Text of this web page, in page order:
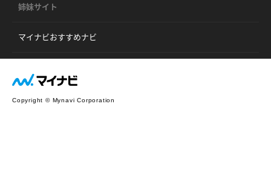
姉妹サイト
マイナビおすすめナビ
Copyright © Mynavi Corporation